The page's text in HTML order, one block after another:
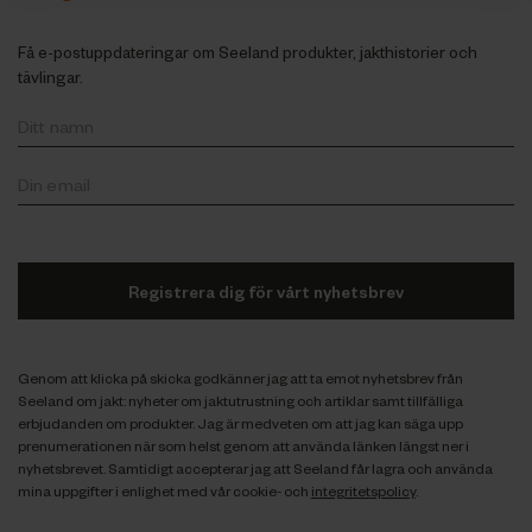
Få e-postuppdateringar om Seeland produkter, jakthistorier och
tävlingar.
Registrera dig för vårt nyhetsbrev
Genom att klicka på skicka godkänner jag att ta emot nyhetsbrev från
Seeland om jakt: nyheter om jaktutrustning och artiklar samt tillfälliga
erbjudanden om produkter. Jag är medveten om att jag kan säga upp
prenumerationen när som helst genom att använda länken längst ner i
nyhetsbrevet. Samtidigt accepterar jag att Seeland får lagra och använda
mina uppgifter i enlighet med vår cookie- och integritetspolicy.